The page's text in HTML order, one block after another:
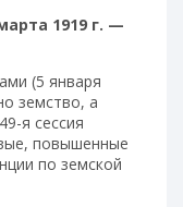
1919 г. —
(5 января
земство, а
я сессия
повышенные
по земской